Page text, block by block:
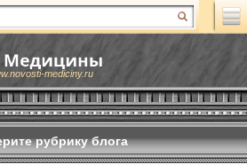
mediciny.ru
рубрику блога